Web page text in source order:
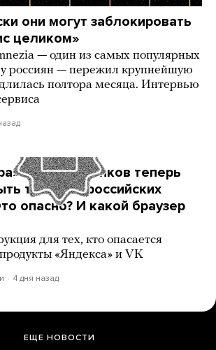
они могут заблокировать
целиком»
— один из самых популярных
россиян — пережил крупнейшую
длилась полтора месяца. Интервью
и других банков теперь
только в российских
опасно? И какой браузер
для тех, кто опасается
«Яндекса» и VK
4 дня назад
ЕЩЕ НОВОСТИ